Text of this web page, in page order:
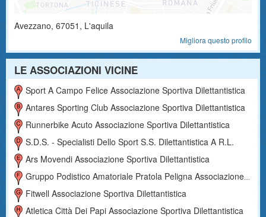
Avezzano, 67051 , L'aquila
Migliora questo profilo
LE ASSOCIAZIONI VICINE
Sport A Campo Felice Associazione Sportiva Dilettantistica
Antares Sporting Club Associazione Sportiva Dilettantistica
Runnerbike Acuto Associazione Sportiva Dilettantistica
S.d.s. - Specialisti Dello Sport S.s. Dilettantistica A R.l.
Ars Movendi Associazione Sportiva Dilettantistica
Gruppo Podistico Amatoriale Pratola Peligna Associazione Sportiva Dilettantistica
Fitwell Associazione Sportiva Dilettantistica
Atletica Città Dei Papi Associazione Sportiva Dilettantistica